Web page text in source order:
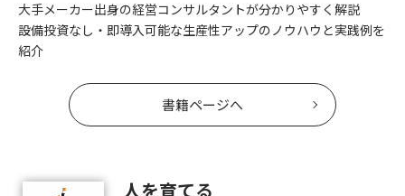
大手メーカー出身の経営コンサルタントが分かりやすく解説
設備投資なし・即導入可能な生産性アップのノウハウと実践例を
紹介
書籍ページへ
人を育てる